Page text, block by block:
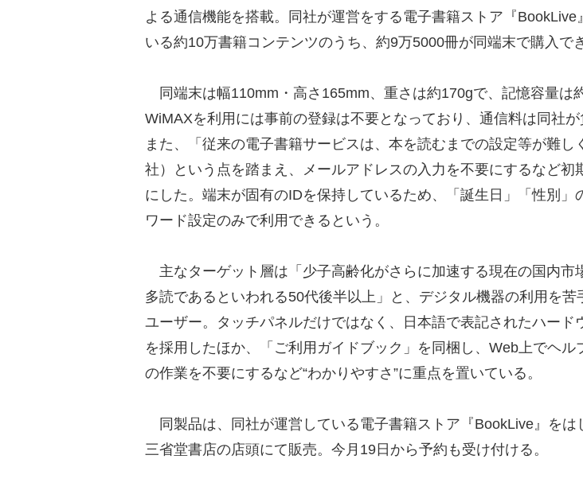
よる通信機能を搭載。同社が運営をする電子書籍ストア『BookLive
いる約10万書籍コンテンツのうち、約9万5000冊が同端末で購入で
同端末は幅110mm・高さ165mm、重さは約170gで、記憶容量は
WiMAXを利用には事前の登録は不要となっており、通信料は同社が
また、「従来の電子書籍サービスは、本を読むまでの設定等が難し
社）という点を踏まえ、メールアドレスの入力を不要にするなど初
にした。端末が固有のIDを保持しているため、「誕生日」「性別」
ワード設定のみで利用できるという。
主なターゲット層は「少子高齢化がさらに加速する現在の国内市
多読であるといわれる50代後半以上」と、デジタル機器の利用を苦
ユーザー。タッチパネルだけではなく、日本語で表記されたハード
を採用したほか、「ご利用ガイドブック」を同梱し、Web上でヘル
の作業を不要にするなど“わかりやすさ”に重点を置いている。
同製品は、同社が運営している電子書籍ストア『BookLive』をは
三省堂書店の店頭にて販売。今月19日から予約も受け付ける。